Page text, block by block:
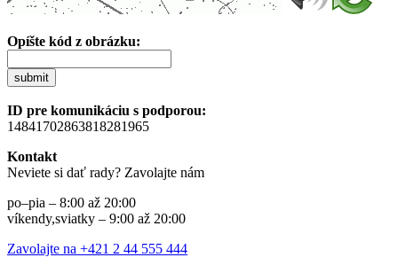
Opíšte kód z obrázku:
submit
ID pre komunikáciu s podporou:
14841702863818281965
Kontakt
Neviete si dať rady? Zavolajte nám
po–pia – 8:00 až 20:00
víkendy,sviatky – 9:00 až 20:00
Zavolajte na +421 2 44 555 444